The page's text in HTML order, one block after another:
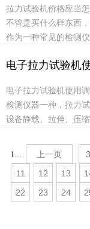
拉力试验机价格应当
不管是买什么样东西
作为一种常见的检测
有...
电子拉力试验机
电子拉力试验机使用
检测仪器一种，拉力
设备静载、拉伸、压
1... 上一页 3
11
12 13
22
23 24